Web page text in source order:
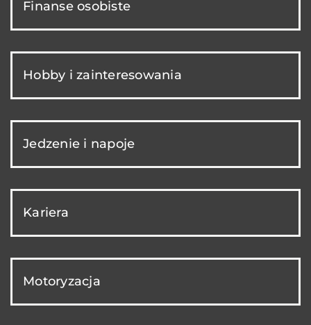
Finanse osobiste
Hobby i zainteresowania
Jedzenie i napoje
Kariera
Motoryzacja